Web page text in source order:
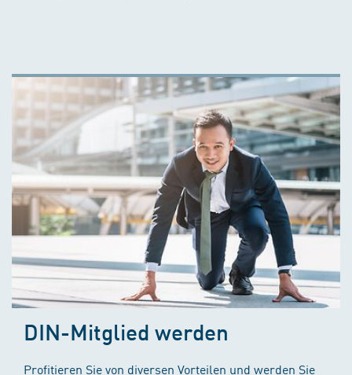
DIN-Mitglied werden
Profitieren Sie von diversen Vorteilen und werden Sie